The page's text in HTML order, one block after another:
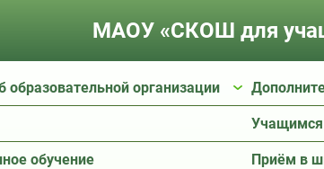
МАОУ «СКОШ для
образовательной организации
Учащимся
обучение Приём в